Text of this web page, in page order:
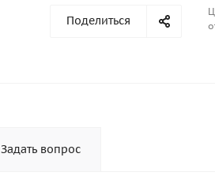
Поделиться
Задать вопрос